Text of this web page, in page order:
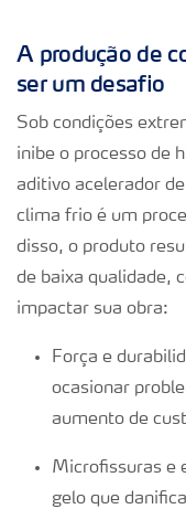
A produção de
ser um desafio
Sob condições
inibe o processo de
aditivo acelerador
clima frio é um
disso, o produto
de baixa qualidade,
impactar sua obra:
Força e
ocasionar
aumento de
Microfissuras e
gelo que